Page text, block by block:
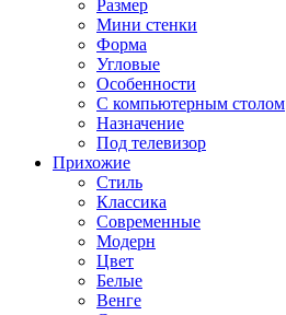
Размер
Мини стенки
Форма
Угловые
Особенности
С компьютерным столом
Назначение
Под телевизор
Прихожие
Стиль
Классика
Современные
Модерн
Цвет
Белые
Венге